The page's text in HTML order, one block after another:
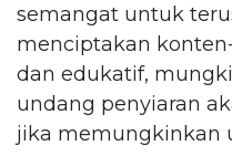
semangat untuk
menciptakan
dan edukatif,
undang penyiaran
jika memungkinkan